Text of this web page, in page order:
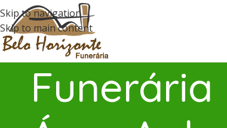
Skip to navigation
Skip to main content